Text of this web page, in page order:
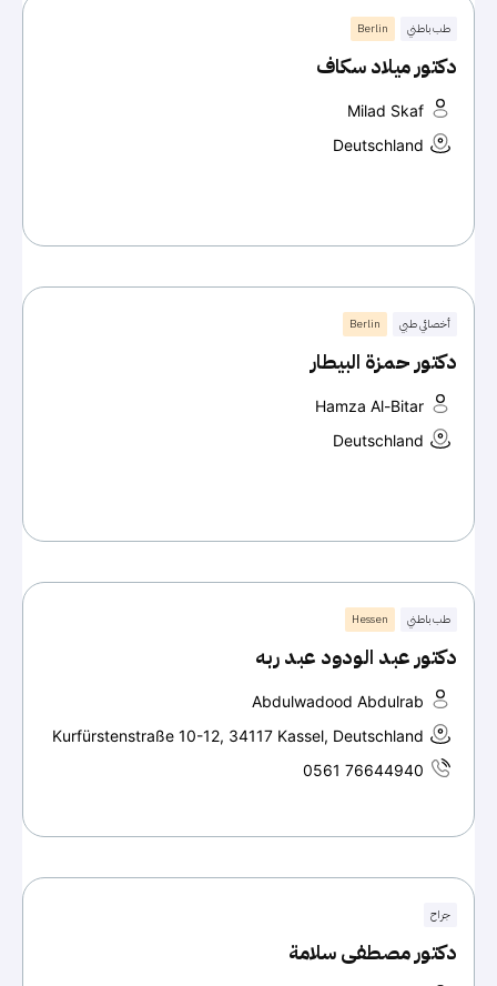
طب باطني Berlin
دكتور ميلاد سكاف
Milad Skaf
Deutschland
أخصائي طبي Berlin
دكتور حمزة البيطار
Hamza Al-Bitar
Deutschland
طب باطني Hessen
دكتور عبد الودود عبد ربه
Abdulwadood Abdulrab
Kurfürstenstraße 10-12, 34117 Kassel, Deutschland
0561 76644940
جراح
دكتور مصطفى سلامة